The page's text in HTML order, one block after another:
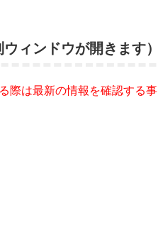
ィンドウが開きます）
は最新の情報を確認する事